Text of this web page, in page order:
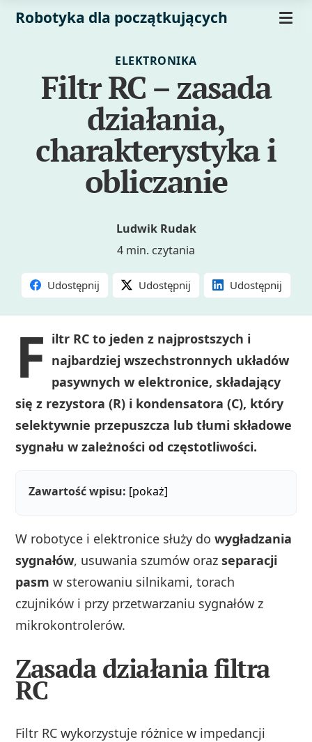
Robotyka dla początkujących
ELEKTRONIKA
Filtr RC – zasada
działania,
charakterystyka i
obliczanie
Ludwik Rudak
4 min. czytania
Udostępnij Udostępnij Udostępnij
F iltr RC to jeden z najprostszych i
najbardziej wszechstronnych układów
pasywnych w elektronice, składający
się z rezystora (R) i kondensatora (C), który
selektywnie przepuszcza lub tłumi składowe
sygnału w zależności od częstotliwości.
Zawartość wpisu: [pokaż]
W robotyce i elektronice służy dowygładzania
sygnałów, usuwania szumów orazseparacji
pasm w sterowaniu silnikami, torach
czujników i przy przetwarzaniu sygnałów z
mikrokontrolerów.
Zasada działania filtra
RC
Filtr RC wykorzystuje różnice w impedancji